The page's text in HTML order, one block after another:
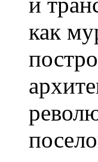
как